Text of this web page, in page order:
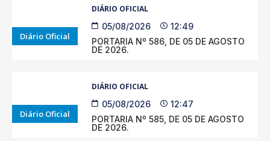
Diário Oficial
DIÁRIO OFICIAL
05/08/2026
12:49
PORTARIA Nº 586, DE 05 DE AGOSTO
DE 2026.
Diário Oficial
DIÁRIO OFICIAL
05/08/2026
12:47
PORTARIA Nº 585, DE 05 DE AGOSTO
DE 2026.